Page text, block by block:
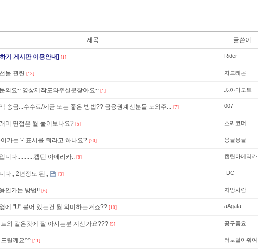
제목 글쓴이
기 게시판 이용안내] [1] Rider
물 관련 [13] 자드래곤
동영상 제작문의요~ 영상제작도와주실분찾아요~ [1] ふ야마모토
송금...수수료/세금 또는 좋은 방법?? 금융권계신분들 도와주... [7] 007
머 면접은 뭘 물어보나요? [5] 초짜코더
가는 '-' 표시를 뭐라고 하나요? [20] 뭉글몽글
니다...........캡틴 아메리카.. [8] 캡틴아메리카..
다,, 2년정도 된,, [3] -DC-
인가는 방법!! [6] 지방사람
에 "U" 붙어 있는건 뭘 의미하는거죠?? [10] aAgata
와 같은것에 잘 아시는분 계신가요??? [5] 공구좀요
릴께요^^ [11] 터보달아줘여